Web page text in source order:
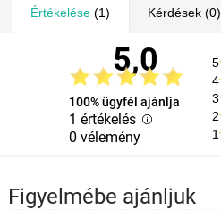
Értékelése(1) Kérdések(0)
5,0
100% ügyfél ajánlja
1 értékelés
0 vélemény
5
4
3
2
1
Figyelmébe ajánljuk